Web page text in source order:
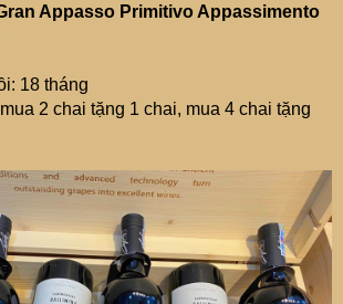
Appasso Primitivo Appassimento
18 tháng
2 chai tặng 1 chai, mua 4 chai tặng